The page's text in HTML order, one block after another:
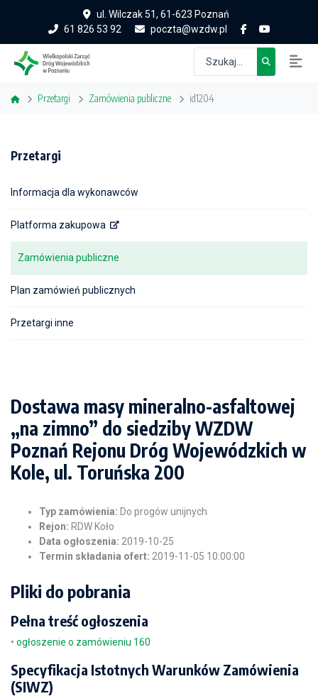
ul. Wilczak 51, 61-623 Poznań
61 826 53 92
poczta@wzdw.pl
Przetargi Zamówienia publiczne id1204
Przetargi
Informacja dla wykonawców
Platforma zakupowa
Zamówienia publiczne
Plan zamówień publicznych
Przetargi inne
Dostawa masy mineralno-asfaltowej
„na zimno” do siedziby WZDW
Poznań Rejonu Dróg Wojewódzkich w
Kole, ul. Toruńska 200
Typ zamówienia: Do progów unijnych
Rejon: RDW Koło
Data ogłoszenia: 2019-10-25
Termin składania ofert: 2019-11-05 10:00:00
Pliki do pobrania
Pełna treść ogłoszenia
• ogłoszenie o zamówieniu 160
Specyfikacja Istotnych Warunków Zamówienia
(SIWZ)